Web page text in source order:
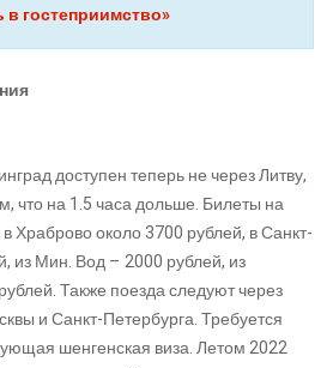
гостеприимство»
доступен теперь не через Литву,
что на 1.5 часа дольше. Билеты на
Храброво около 3700 рублей, в Санкт-
из Мин. Вод – 2000 рублей, из
Также поезда следуют через
и Санкт-Петербурга. Требуется
шенгенская виза. Летом 2022